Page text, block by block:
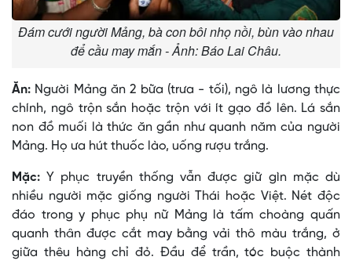
Đám cưới người Mảng, bà con bôi nhọ nồi, bùn vào nhau
để cầu may mắn - Ảnh: Báo Lai Châu.
Ăn: Người Mảng ăn 2 bữa (trưa - tối), ngô là lương thực
chính, ngô trộn sắn hoặc trộn với ít gạo đồ lên. Lá sắn
non đồ muối là thức ăn gần như quanh năm của người
Mảng. Họ ưa hút thuốc lào, uống rượu trắng.
Mặc: Y phục truyền thống vẫn được giữ gìn mặc dù
nhiều người mặc giống người Thái hoặc Việt. Nét độc
đáo trong y phục phụ nữ Mảng là tấm choàng quấn
quanh thân được cắt may bằng vải thô màu trắng, ở
giữa thêu hàng chỉ đỏ. Ðầu để trần, tóc buộc thành